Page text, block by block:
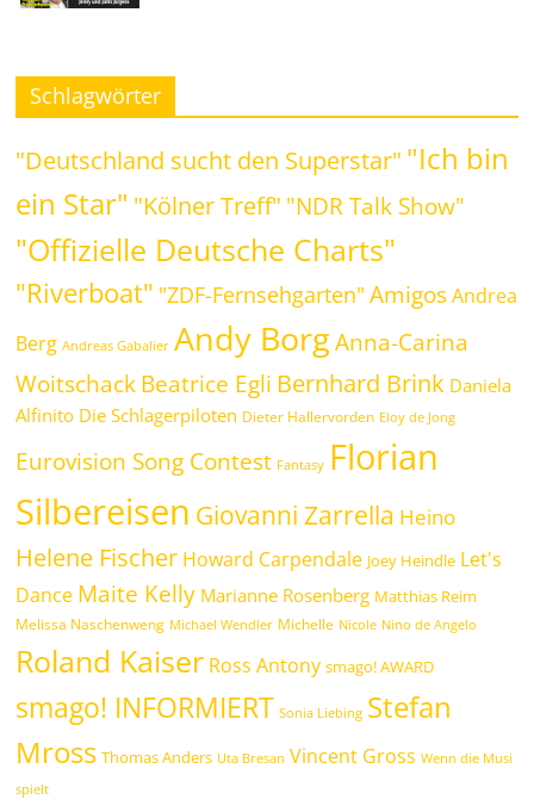
Schlagwörter
"Deutschland sucht den Superstar" "Ich bin
ein Star" "Kölner Treff" "NDR Talk Show"
"Offizielle Deutsche Charts"
"Riverboat" "ZDF-Fernsehgarten" Amigos Andrea
Berg Andreas Gabalier Andy Borg Anna-Carina
WoitschackBeatrice Egli Bernhard Brink Daniela
Alfinito Die Schlagerpiloten Dieter Hallervorden Eloy de Jong
Eurovision Song Contest Fantasy Florian
Silbereisen Giovanni Zarrella Heino
Helene Fischer Howard Carpendale Joey Heindle Let's
Dance Maite Kelly Marianne Rosenberg Matthias Reim
Melissa Naschenweng Michael Wendler Michelle Nicole Nino de Angelo
Roland Kaiser Ross Antony smago! AWARD
smago! INFORMIERT Sonia Liebing Stefan
Mross Thomas Anders Uta Bresan Vincent Gross Wenn die Musi
spielt